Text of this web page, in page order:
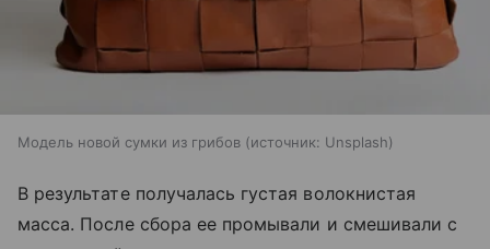
Модель новой сумки из грибов источник: Unsplash
В результате получалась густая волокнистая
масса. После сбора ее промывали и смешивали с